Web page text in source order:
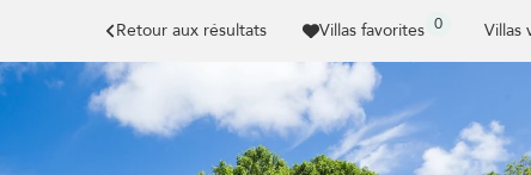
Retour aux résultats Villas favorites 0 Villas